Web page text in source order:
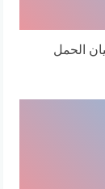
الحمل